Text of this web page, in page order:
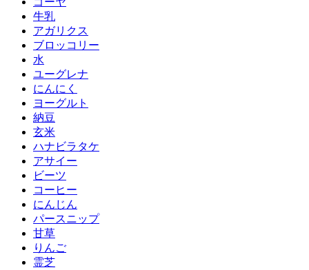
牛乳
アガリクス
ブロッコリー
水
ユーグレナ
にんにく
ヨーグルト
納豆
玄米
ハナビラタケ
アサイー
ビーツ
コーヒー
にんじん
パースニップ
甘草
りんご
霊芝